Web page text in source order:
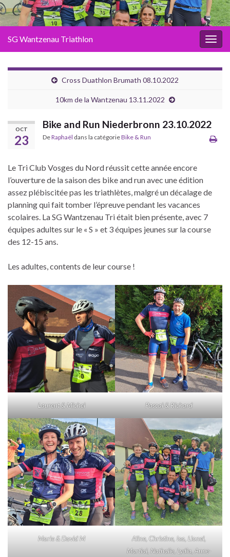
SG Wantzenau Triathlon
Cross Duathlon Brumath 08.10.2022
10km de la Wantzenau 13.11.2022
OCT
23
Bike and Run Niederbronn 23.10.2022
DeRaphaël dans la catégorieBike & Run
Le Tri Club Vosges du Nord réussit cette année encore
l’ouverture de la saison des bike and run avec une édition
assez plébiscitée pas les triathlètes, malgré un décalage de
planning qui fait tomber l’épreuve pendant les vacances
scolaires. La SG Wantzenau Tri était bien présente, avec 7
équipes adultes sur le « S » et 3 équipes jeunes sur la course
des 12-15 ans.
Les adultes, contents de leur course !
Laurent & Michel Pascal & Richard
Marie & David M
Aline, Christine, Isa, Lionel,
Martial, Nathalie, Lydia, Anne-